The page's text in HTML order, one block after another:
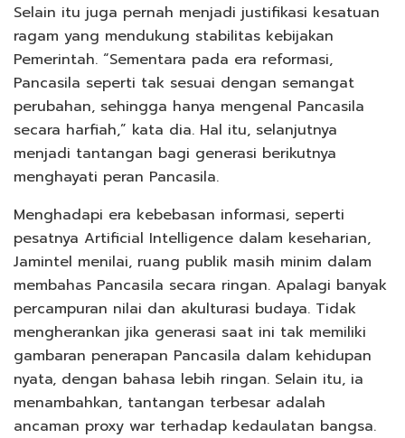
Selain itu juga pernah menjadi justifikasi kesatuan
ragam yang mendukung stabilitas kebijakan
Pemerintah. “Sementara pada era reformasi,
Pancasila seperti tak sesuai dengan semangat
perubahan, sehingga hanya mengenal Pancasila
secara harfiah,” kata dia. Hal itu, selanjutnya
menjadi tantangan bagi generasi berikutnya
menghayati peran Pancasila.
Menghadapi era kebebasan informasi, seperti
pesatnya Artificial Intelligence dalam keseharian,
Jamintel menilai, ruang publik masih minim dalam
membahas Pancasila secara ringan. Apalagi banyak
percampuran nilai dan akulturasi budaya. Tidak
mengherankan jika generasi saat ini tak memiliki
gambaran penerapan Pancasila dalam kehidupan
nyata, dengan bahasa lebih ringan. Selain itu, ia
menambahkan, tantangan terbesar adalah
ancaman proxy war terhadap kedaulatan bangsa.